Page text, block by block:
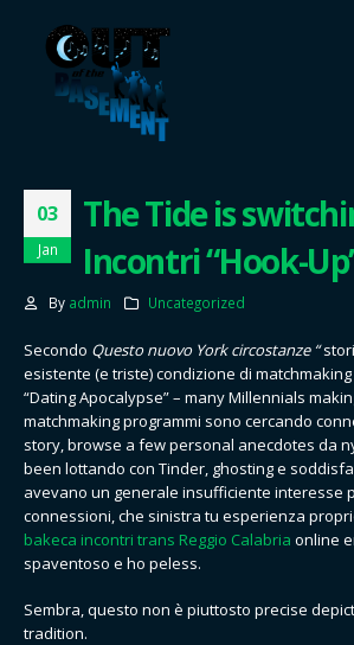
03
Jan
The Tide is
Incontri “Hook-
By admin Uncategorized
Secondo Questo nuovo York circostanze “
esistente (e triste) condizione di
“Dating Apocalypse” – many Millennials
matchmaking programmi sono cercando
story, browse a few personal anecdotes da
been lottando con Tinder, ghosting e
avevano un generale insufficiente interesse
connessioni, che sinistra tu esperienza
bakeca incontri trans Reggio Calabria online
spaventoso e ho peless.
Sembra, questo non è piuttosto precise
tradition.